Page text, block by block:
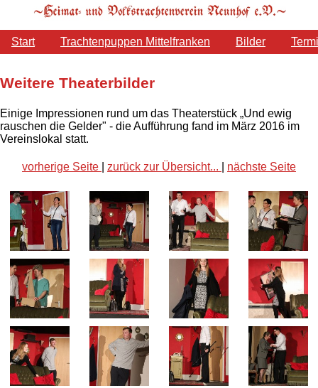
Start Trachtenpuppen Mittelfranken Bilder
Weitere Theaterbilder
Einige Impressionen rund um das Theaterstück „Und ewig
rauschen die Gelder" - die Aufführung fand im März 2016 im
Vereinslokal statt.
vorherige Seite zurück zur Übersicht... nächste Seite